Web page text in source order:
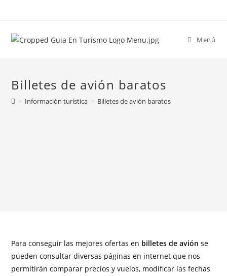
Menú
Billetes de avión baratos
> Información turística > Billetes de avión baratos
Para conseguir las mejores ofertas en billetes de aviónse
pueden consultar diversas páginas en internet que nos
permitirán comparar precios y vuelos, modificar las fechas